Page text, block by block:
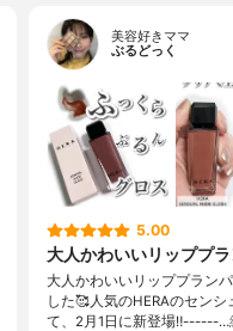
美容好きママ
ぶるどっく
5.00
大人かわいいリッププ
大人かわいいリッププラン
した🥰⁣⁣⁣人気のHERAのセン
て、2月1日に新登場‼️⁣⁣------…